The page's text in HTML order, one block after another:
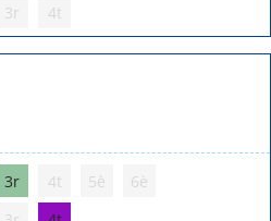
3r 4t
3r 4t 5è
6è